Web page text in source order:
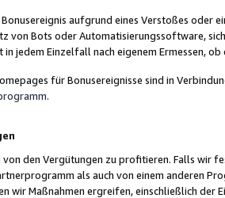
aufgrund eines Verstoßes oder
von Bots oder Automatisierungssoftware,
jedem Einzelfall nach eigenem Ermessen,
für Bonusereignisse sind in
.
den Vergütungen zu profitieren. Falls wir
als auch von einem anderen
wir Maßnahmen ergreifen, einschließlich der